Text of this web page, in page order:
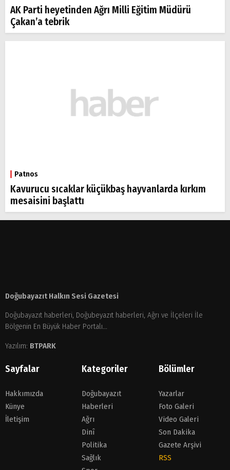
AK Parti heyetinden Ağrı Milli Eğitim Müdürü
Çakan’a tebrik
Patnos
Kavurucu sıcaklar küçükbaş hayvanlarda kırkım
mesaisini başlattı
Doğubayazıt Halkın Sesi Gazetesi
Doğubayazıt haberleri, Doğubeyazıt haberleri, Ağrı ve İlçeleri İle
Bölgenin En Büyük Haber Portalı...
Yazılım: BTPARK
Sayfalar
Hakkımızda
Künye
İletişim
Kategoriler
Doğubayazıt
Haberleri
Ağrı
Dinî
Politika
Sağlık
Bölümler
Yazarlar
Foto Galeri
Video Galeri
Son Dakika
Gazete Arşivi
RSS